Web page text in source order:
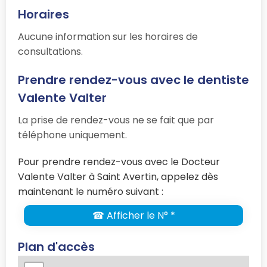
Horaires
Aucune information sur les horaires de
consultations.
Prendre rendez-vous avec le dentiste
Valente Valter
La prise de rendez-vous ne se fait que par
téléphone uniquement.
Pour prendre rendez-vous avec le Docteur
Valente Valter à Saint Avertin, appelez dès
maintenant le numéro suivant :
☎ Afficher le N° *
Plan d'accès